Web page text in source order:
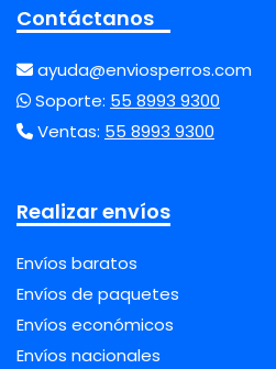
Contáctanos
ayuda@enviosperros.com
Soporte: 55 8993 9300
Ventas: 55 8993 9300
Realizar envíos
Envíos baratos
Envíos de paquetes
Envíos económicos
Envíos nacionales